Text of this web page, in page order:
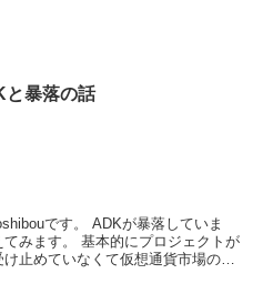
と暴落の話
が暴落していま
みます。 基本的にプロジェクトが
止めていなくて仮想通貨市場の問